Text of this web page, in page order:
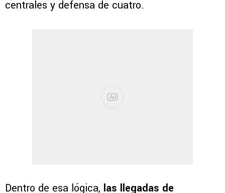
centrales y defensa de cuatro.
Dentro de esa lógica, las llegadas de